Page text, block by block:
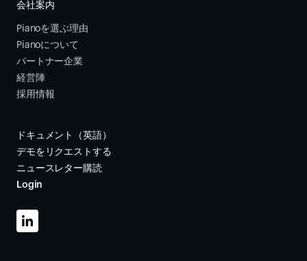
会社案内
Pianoを選ぶ理由
Pianoについて
パートナー企業
経営陣
採用情報
ドキュメント（英語）
デモをリクエストする
ニュースレター購読
Login